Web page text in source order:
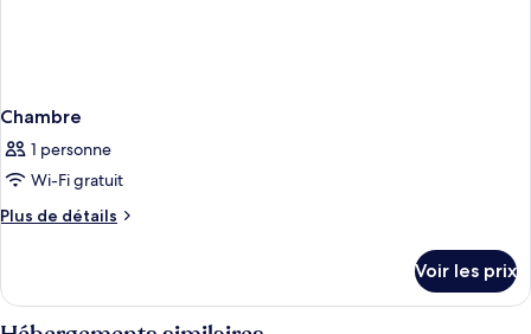
Chambre
1 personne
Wi-Fi gratuit
Plus de détails
Plus
le
type
Voir les prix